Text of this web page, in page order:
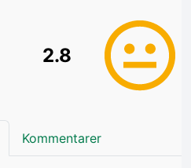
2.8
Kommentarer